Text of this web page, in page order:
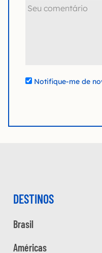
Notifique-me de
DESTINOS
Brasil
Américas